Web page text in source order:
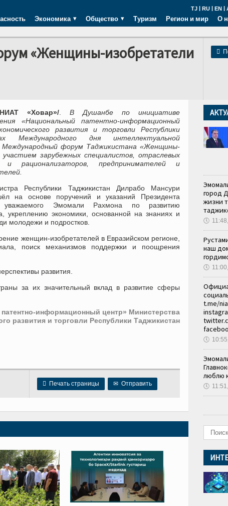
TJ | RU | EN |
Экономика Общество Туризм Регион и мир О

«Женщины-изобретатели
«Ховар»/
В Душанбе по инициативе
«Национальный патентно-информационный
развития и торговли Республики
Международного дня интеллектуальной
Международный форум Таджикистана «Женщины-
зарубежных специалистов, отраслевых
и рационализаторов, предпринимателей и
Республики Таджикистан Дилрабо Мансури
на основе поручений и указаний Президента
уважаемого Эмомали Рахмона по развитию
укреплению экономики, основанной на знаниях и
молодежи и подростков.
женщин-изобретателей в Евразийском регионе,
поиск механизмов поддержки и поощрения
развития.
за их значительный вклад в развитие сферы
информационный центр» Министерства
развития и торговли Республики Таджикистан
 Печать страницы ✉ Отправить
город
жизни
🕔
наш
🕔
t.me/
🕔
люблю
🕔